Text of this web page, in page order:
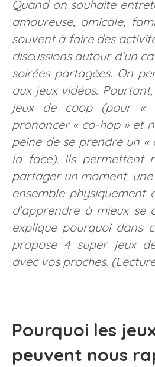
Quand on souhaite
amoureuse, amicale,
souvent à faire des
discussions autour d’un
soirées partagées. On
aux jeux vidéos.
jeux de coop (pour «
prononcer « co-hop » et
peine de se prendre un
la face). Ils permettent
partager un moment, une
ensemble physiquement
d’apprendre à mieux se
explique pourquoi dans
propose 4 super jeux
avec vos proches.
Pourquoi les
peuvent nous